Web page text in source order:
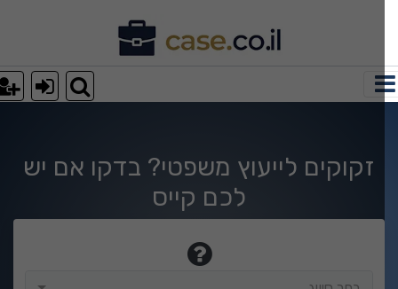
חיפוש
זקוקים לייעוץ משפטי? בדקו אם יש
לכם קייס